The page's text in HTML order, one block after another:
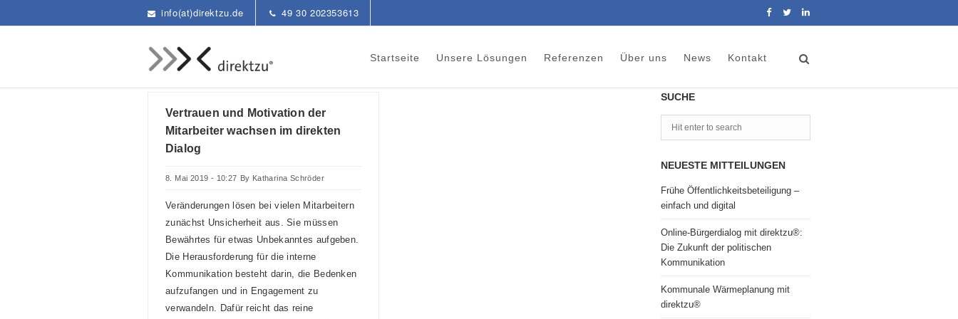
info(at)direktzu.de 49 30 202353613
Startseite Unsere Lösungen Referenzen Über uns News Kontakt
Vertrauen und Motivation der
Mitarbeiter wachsen im direkten
Dialog
8. Mai 2019 - 10:27 By Katharina Schröder
Veränderungen lösen bei vielen Mitarbeitern
zunächst Unsicherheit aus. Sie müssen
Bewährtes für etwas Unbekanntes aufgeben.
Die Herausforderung für die interne
Kommunikation besteht darin, die Bedenken
aufzufangen und in Engagement zu
verwandeln. Dafür reicht das reine
SUCHE
NEUESTE MITTEILUNGEN
Frühe Öffentlichkeitsbeteiligung –
einfach und digital
Online-Bürgerdialog mit direktzu®:
Die Zukunft der politischen
Kommunikation
Kommunale Wärmeplanung mit
direktzu®